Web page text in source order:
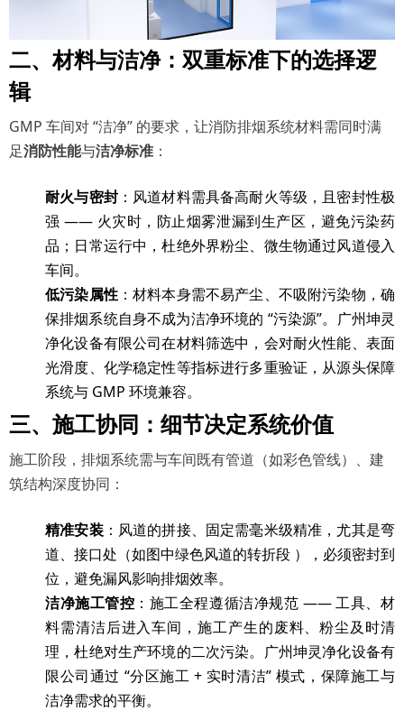
二、材料与洁净：双重标准下的选择逻
辑
GMP 车间对 “洁净” 的要求，让消防排烟系统材料需同时满
足消防性能与洁净标准 ：
耐火与密封：风道材料需具备高耐火等级，且密封性极
强 —— 火灾时，防止烟雾泄漏到生产区，避免污染药
品；日常运行中，杜绝外界粉尘、微生物通过风道侵入
车间。
低污染属性：材料本身需不易产尘、不吸附污染物，确
保排烟系统自身不成为洁净环境的 “污染源”。广州坤灵
净化设备有限公司在材料筛选中，会对耐火性能、表面
光滑度、化学稳定性等指标进行多重验证，从源头保障
系统与 GMP 环境兼容。
三、施工协同：细节决定系统价值
施工阶段，排烟系统需与车间既有管道（如彩色管线）、建
筑结构深度协同：
精准安装：风道的拼接、固定需毫米级精准，尤其是弯
道、接口处（如图中绿色风道的转折段 ），必须密封到
位，避免漏风影响排烟效率。
洁净施工管控 ：施工全程遵循洁净规范 —— 工具、材
料需清洁后进入车间，施工产生的废料、粉尘及时清
理，杜绝对生产环境的二次污染。广州坤灵净化设备有
限公司通过 “分区施工 + 实时清洁” 模式，保障施工与
洁净需求的平衡。